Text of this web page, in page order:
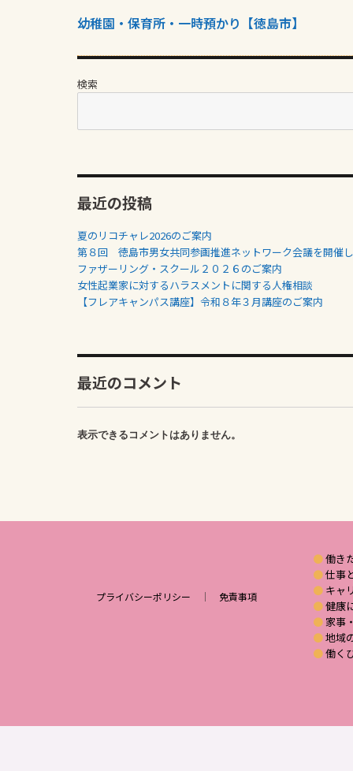
幼稚園・保育所・一時預かり【徳島市】
検索
最近の投稿
夏のリコチャレ2026のご案内
第８回 徳島市男女共同参画推進ネットワーク会議を開催
ファザーリング・スクール２０２６のご案内
女性起業家に対するハラスメントに関する人権相談
【フレアキャンパス講座】令和８年３月講座のご案内
最近のコメント
表示できるコメントはありません。
プライバシーポリシー ｜ 免責事項
働き
仕事
キャ
健康
家事
地域
働く